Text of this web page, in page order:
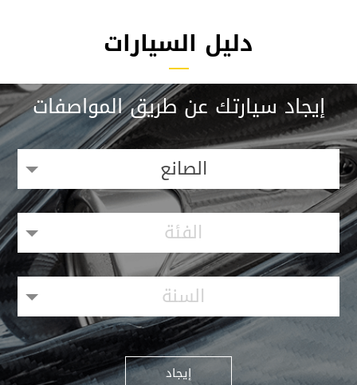
دليل السيارات
إيجاد سيارتك عن طريق المواصفات
الصانع
الفئة
السنة
إيجاد